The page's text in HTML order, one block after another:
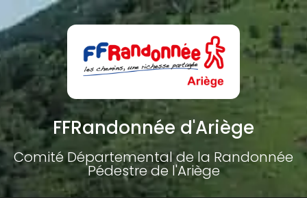
FFRandonnée d'Ariège
Comité Départemental de la Randonnée
Pédestre de l'Ariège